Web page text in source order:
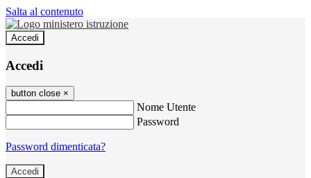
Salta al contenuto
Accedi
Accedi
button close ×
Nome Utente
Password
Password dimenticata?